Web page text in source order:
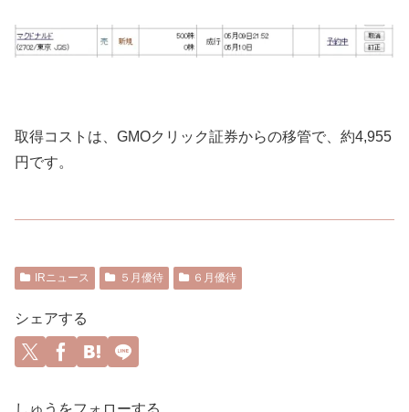
取得コストは、GMOクリック証券からの移管で、約4,955
円です。
IRニュース ５月優待 ６月優待
シェアする
しゅうをフォローする